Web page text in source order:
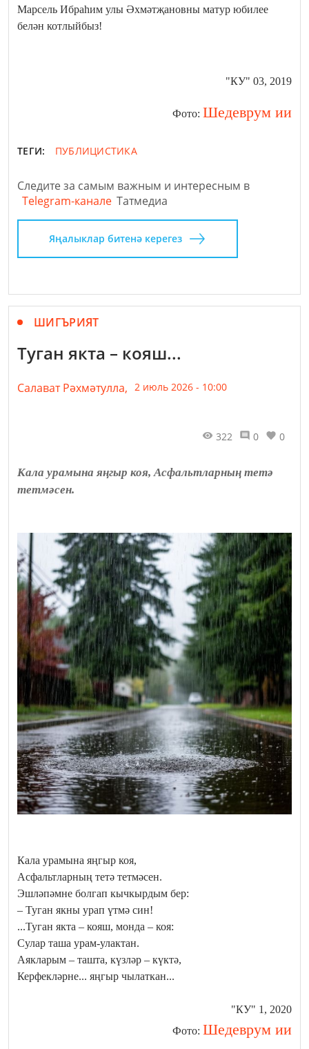
Марсель Ибраһим улы Әхмәтҗановны матур юбилее
белән котлыйбыз!
"КУ" 03, 2019
Фото: Шедеврум ии
ТЕГИ: ПУБЛИЦИСТИКА
Следите за самым важным и интересным в
Telegram-канале Татмедиа
Яңалыклар битенә керегез
ШИГЪРИЯТ
Туган якта – кояш...
Салават Рәхмәтулла, 2 июль 2026 - 10:00
322 0 0
Кала урамына яңгыр коя, Асфальтларның тетә
тетмәсен.
Кала урамына яңгыр коя,
Асфальтларның тетә тетмәсен.
Эшләпәмне болгап кычкырдым бер:
– Туган якны урап үтмә син!
...Туган якта – кояш, монда – коя:
Сулар таша урам-улактан.
Аякларым – ташта, күзләр – күктә,
Керфекләрне... яңгыр чылаткан...
"КУ" 1, 2020
Фото: Шедеврум ии